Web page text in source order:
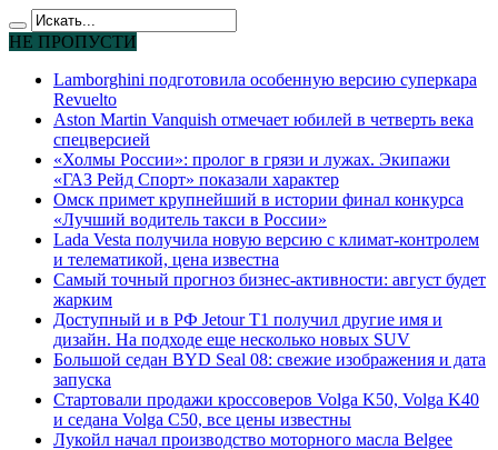
НЕ ПРОПУСТИ
Lamborghini подготовила особенную версию суперкара
Revuelto
Aston Martin Vanquish отмечает юбилей в четверть века
спецверсией
«Холмы России»: пролог в грязи и лужах. Экипажи
«ГАЗ Рейд Спорт» показали характер
Омск примет крупнейший в истории финал конкурса
«Лучший водитель такси в России»
Lada Vesta получила новую версию с климат-контролем
и телематикой, цена известна
Самый точный прогноз бизнес-активности: август будет
жарким
Доступный и в РФ Jetour T1 получил другие имя и
дизайн. На подходе еще несколько новых SUV
Большой седан BYD Seal 08: свежие изображения и дата
запуска
Стартовали продажи кроссоверов Volga K50, Volga K40
и седана Volga C50, все цены известны
Лукойл начал производство моторного масла Belgee